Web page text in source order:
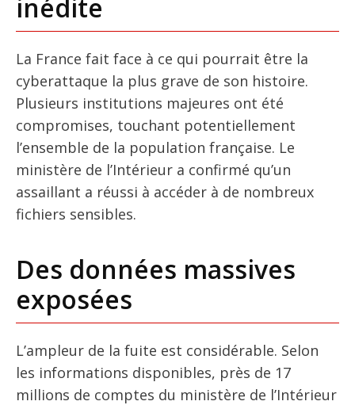
inédite
La France fait face à ce qui pourrait être la
cyberattaque la plus grave de son histoire.
Plusieurs institutions majeures ont été
compromises, touchant potentiellement
l’ensemble de la population française. Le
ministère de l’Intérieur a confirmé qu’un
assaillant a réussi à accéder à de nombreux
fichiers sensibles.
Des données massives
exposées
L’ampleur de la fuite est considérable. Selon
les informations disponibles, près de 17
millions de comptes du ministère de l’Intérieur